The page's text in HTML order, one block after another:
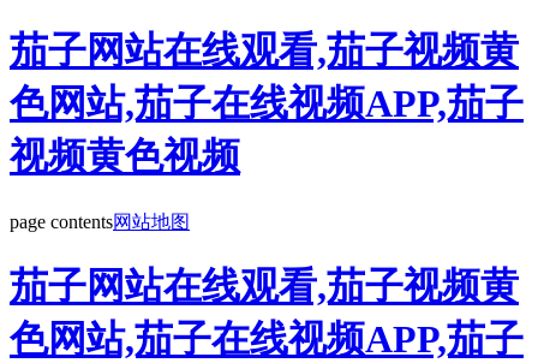
茄子网站在线观看,茄子视频黄
色网站,茄子在线视频APP,茄子
视频黄色视频
page contents网站地图
茄子网站在线观看,茄子视频黄
色网站,茄子在线视频APP,茄子